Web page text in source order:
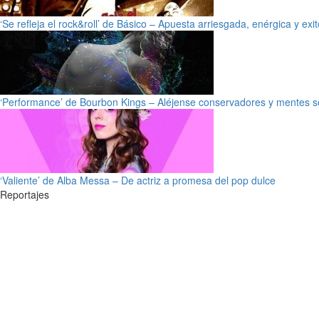
‘Se refleja el rock&roll’ de Básico – Apuesta arriesgada, enérgica y
‘Performance’ de Bourbon Kings – Aléjense conservadores y mentes
‘Valiente’ de Alba Messa – De actriz a promesa del pop dulce
Reportajes